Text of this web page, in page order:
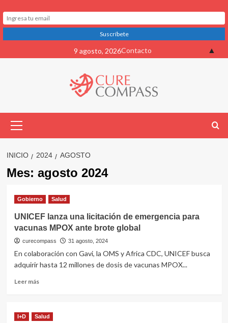
al
9 agosto, 2026Contacto
primario
INICIO 2024 AGOSTO
Mes: agosto 2024
Gobierno Salud
UNICEF lanza una licitación de emergencia para
vacunas MPOX ante brote global
curecompass 31 agosto, 2024
En colaboración con Gavi, la OMS y Africa CDC, UNICEF busca
adquirir hasta 12 millones de dosis de vacunas MPOX...
Leer másLeer
lanza
I+D Salud
▲